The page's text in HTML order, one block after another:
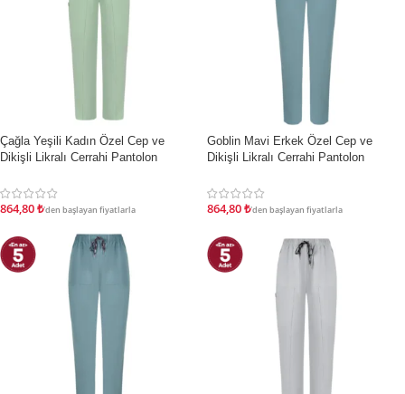
İNDIRIM
Çağla Yeşili Kadın Özel Cep ve
Dikişli Likralı Cerrahi Pantolon
864,80₺'den başlayan fiyatlarla
İNDIRIM
Goblin Mavi Erkek Özel Cep ve
Dikişli Likralı Cerrahi Pantolon
864,80₺'den başlayan fiyatlarla